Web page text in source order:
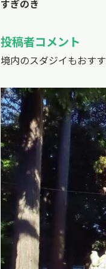
すぎのき
投稿者コメント
境内のスダジイもおす